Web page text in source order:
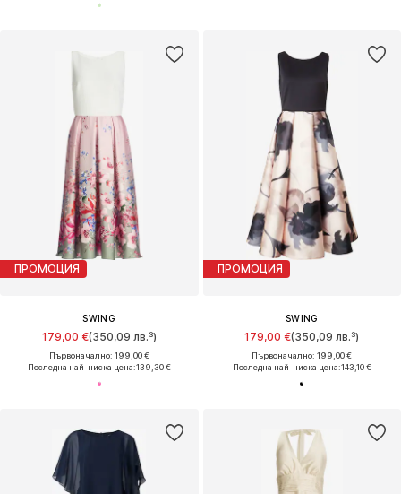
ПРОМОЦИЯ
SWING
179,00 €(350,09 лв.³)
Първоначално: 199,00 €
Последна най-ниска цена:139,30 €
ПРОМОЦИЯ
SWING
179,00 €(350,09 лв.³)
Първоначално: 199,00 €
Последна най-ниска цена:143,10 €